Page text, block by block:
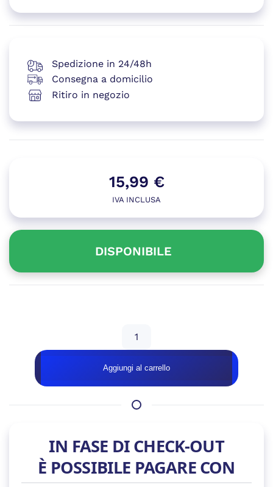
15,99 €
IVA INCLUSA
DISPONIBILE
Spedizione in 24/48h
Consegna a domicilio
Ritiro in negozio
W/L
USB
2.0
Aggiungi al carrello
IN FASE DI CHECK-OUT
È POSSIBILE PAGARE CON